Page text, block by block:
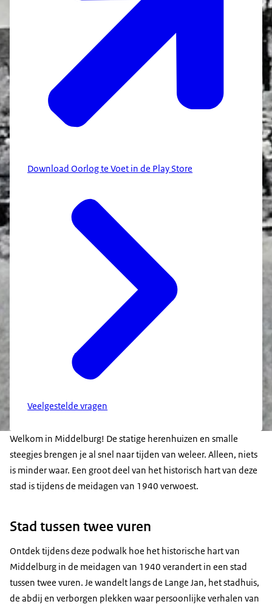
Download Oorlog te Voet in de Play Store
Veelgestelde vragen
Welkom in Middelburg! De statige herenhuizen en smalle
steegjes brengen je al snel naar tijden van weleer. Alleen, niets
is minder waar. Een groot deel van het historisch hart van deze
stad is tijdens de meidagen van 1940 verwoest.
Stad tussen twee vuren
Ontdek tijdens deze podwalk hoe het historische hart van
Middelburg in de meidagen van 1940 verandert in een stad
tussen twee vuren. Je wandelt langs de Lange Jan, het stadhuis,
de abdij en verborgen plekken waar persoonlijke verhalen van